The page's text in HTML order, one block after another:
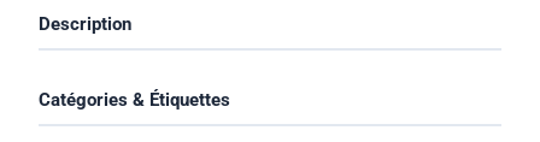
Description
Catégories & Étiquettes